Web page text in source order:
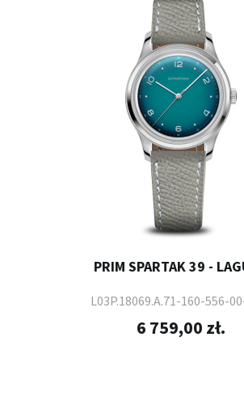
PRIM SPARTAK 39 -
L03P.18069.A.71-160-556-
6 759,00 zł.